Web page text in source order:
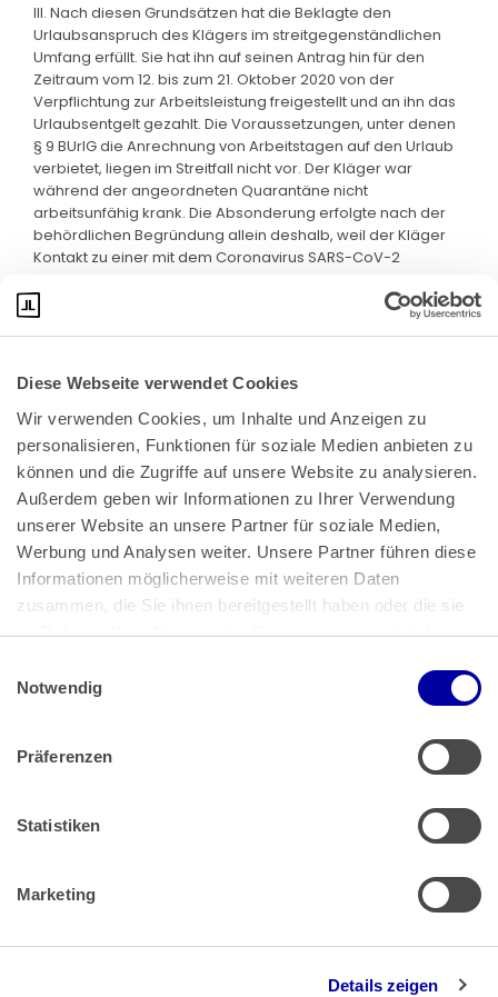
Diese Webseite verwendet Cookies
Wir verwenden Cookies, um Inhalte und Anzeigen zu
personalisieren, Funktionen für soziale Medien anbieten zu
können und die Zugriffe auf unsere Website zu analysieren.
Außerdem geben wir Informationen zu Ihrer Verwendung
unserer Website an unsere Partner für soziale Medien,
Werbung und Analysen weiter. Unsere Partner führen diese
Informationen möglicherweise mit weiteren Daten
zusammen, die Sie ihnen bereitgestellt haben oder die sie
im Rahmen Ihrer Nutzung der Dienste gesammelt haben.
Impressum
Notwendig
Präferenzen
Statistiken
Marketing
Details zeigen
III. Nach diesen Grundsätzen hat die Beklagte den
Urlaubsanspruch des Klägers im streitgegenständlichen
Umfang erfüllt. Sie hat ihn auf seinen Antrag hin für den
Zeitraum vom 12. bis zum 21. Oktober 2020 von der
Verpflichtung zur Arbeitsleistung freigestellt und an ihn das
Urlaubsentgelt gezahlt. Die Voraussetzungen, unter denen
§ 9 BUrlG die Anrechnung von Arbeitstagen auf den Urlaub
verbietet, liegen im Streitfall nicht vor. Der Kläger war
während der angeordneten Quarantäne nicht
arbeitsunfähig krank. Die Absonderung erfolgte nach der
behördlichen Begründung allein deshalb, weil der Kläger
Kontakt zu einer mit dem Coronavirus SARS-CoV-2
Bundeskanzlerplatz 2
53113 Bonn
Pressemitteilungen|AGB
Impressum|Datenschutz
Muster Widerrufsformular (PDF)
Barrierefreiheit